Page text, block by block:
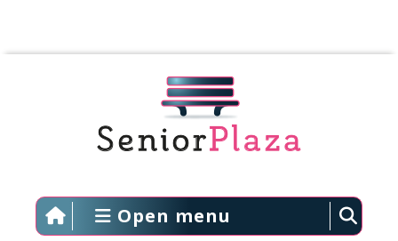
Open menu